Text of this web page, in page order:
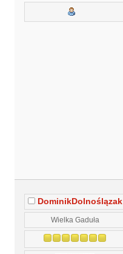
DominikDolnoślązak
Wielka Gaduła